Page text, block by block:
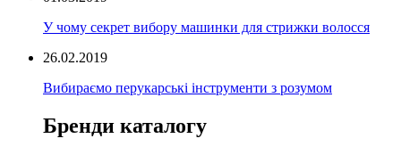
У чому секрет вибору машинки для стрижки волосся
26.02.2019
Вибираємо перукарські інструменти з розумом
Бренди каталогу